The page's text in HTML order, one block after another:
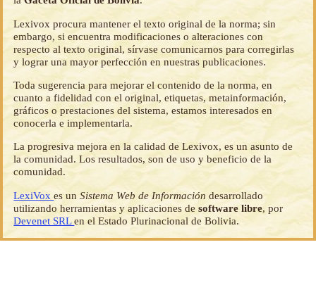
Lexivox procura mantener el texto original de la norma; sin
embargo, si encuentra modificaciones o alteraciones con
respecto al texto original, sírvase comunicarnos para corregirlas
y lograr una mayor perfección en nuestras publicaciones.
Toda sugerencia para mejorar el contenido de la norma, en
cuanto a fidelidad con el original, etiquetas, metainformación,
gráficos o prestaciones del sistema, estamos interesados en
conocerla e implementarla.
La progresiva mejora en la calidad de Lexivox, es un asunto de
la comunidad. Los resultados, son de uso y beneficio de la
comunidad.
LexiVoxes unSistema Web de Información desarrollado
utilizando herramientas y aplicaciones desoftware libre, por
Devenet SRLen el Estado Plurinacional de Bolivia.